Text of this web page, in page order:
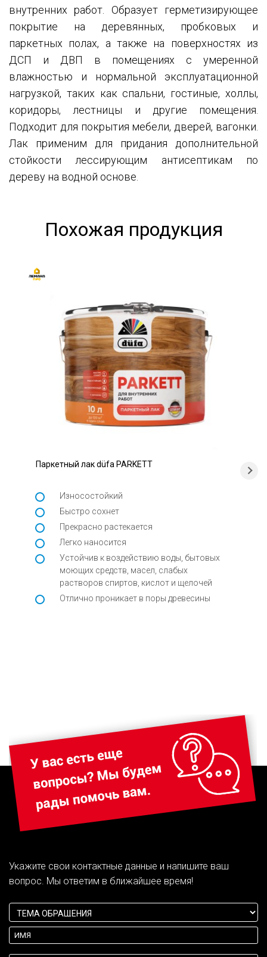
внутренних работ. Образует герметизирующее
покрытие на деревянных, пробковых и
паркетных полах, а также на поверхностях из
ДСП и ДВП в помещениях с умеренной
влажностью и нормальной эксплуатационной
нагрузкой, таких как спальни, гостиные, холлы,
коридоры, лестницы и другие помещения.
Подходит для покрытия мебели, дверей, вагонки.
Лак применим для придания дополнительной
стойкости лессирующим антисептикам по
дереву на водной основе.
Похожая продукция
Паркетный лак düfa PARKETT
Износостойкий
Быстро сохнет
Прекрасно растекается
Легко наносится
Устойчив к воздействию воды, бытовых
моющих средств, масел, слабых
растворов спиртов, кислот и щелочей
Отлично проникает в поры древесины
Укажите свои контактные данные и напишите ваш
вопрос. Мы ответим в ближайшее время!